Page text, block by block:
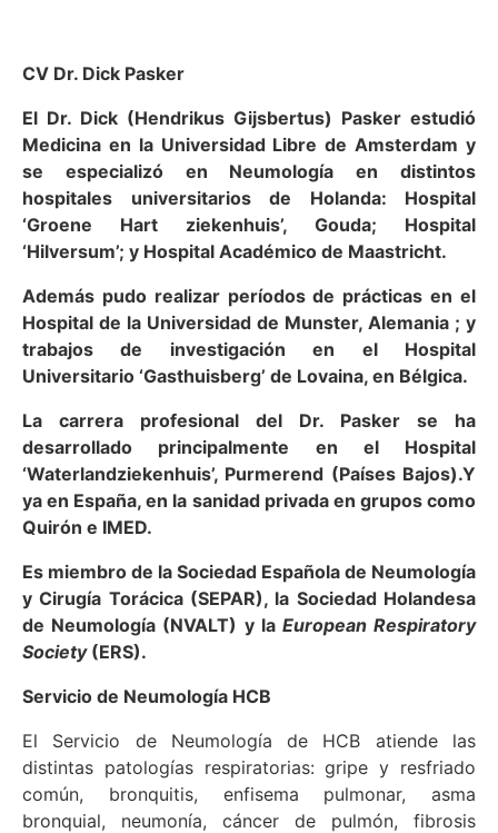
CV Dr. Dick Pasker
El Dr. Dick (Hendrikus Gijsbertus) Pasker estudió
Medicina en la Universidad Libre de Amsterdam y
se especializó en Neumología en distintos
hospitales universitarios de Holanda: Hospital
‘Groene Hart ziekenhuis’, Gouda; Hospital
‘Hilversum’; y Hospital Académico de Maastricht.
Además pudo realizar períodos de prácticas en el
Hospital de la Universidad de Munster, Alemania ; y
trabajos de investigación en el Hospital
Universitario ‘Gasthuisberg’ de Lovaina, en Bélgica.
La carrera profesional del Dr. Pasker se ha
desarrollado principalmente en el Hospital
‘Waterlandziekenhuis’, Purmerend (Países Bajos).Y
ya en España, en la sanidad privada en grupos como
Quirón e IMED.
Es miembro de la Sociedad Española de Neumología
y Cirugía Torácica (SEPAR), la Sociedad Holandesa
de Neumología (NVALT) y la European Respiratory
Society(ERS).
Servicio de Neumología HCB
El Servicio de Neumología de HCB atiende las
distintas patologías respiratorias: gripe y resfriado
común, bronquitis, enfisema pulmonar, asma
bronquial, neumonía, cáncer de pulmón, fibrosis